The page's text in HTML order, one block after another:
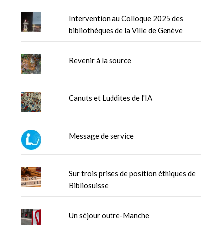
Intervention au Colloque 2025 des
bibliothèques de la Ville de Genève
Revenir à la source
Canuts et Luddites de l'IA
Message de service
Sur trois prises de position éthiques de
Bibliosuisse
Un séjour outre-Manche